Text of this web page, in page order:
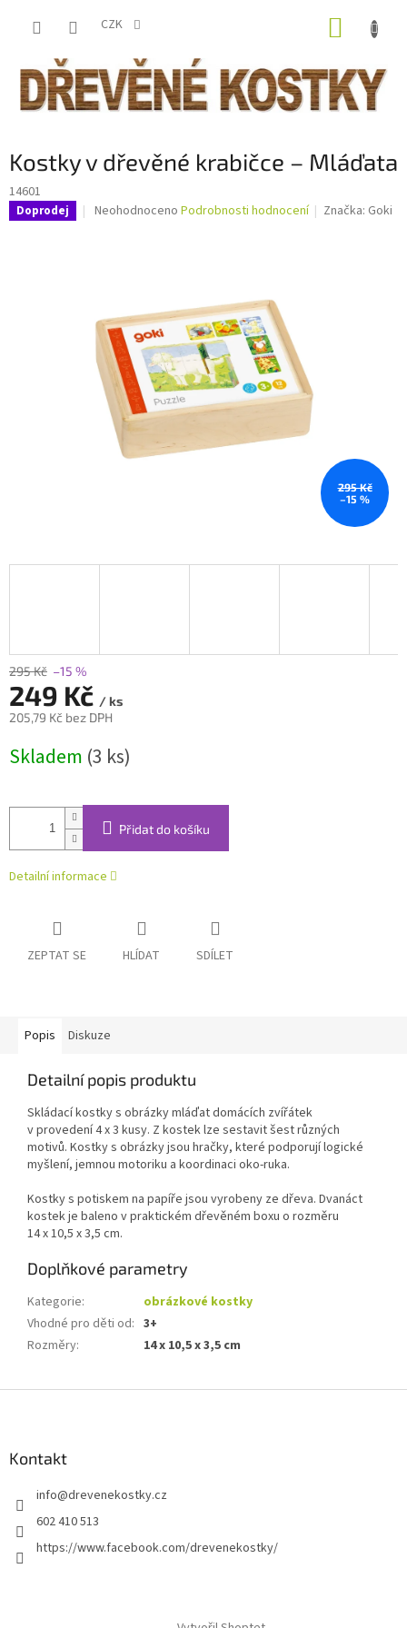
CZK
Kostky v dřevěné krabičce – Mláďata
14601
Doprodej
Průměrné
hvězdiček.
Neohodnoceno Podrobnosti hodnocení Značka: Goki
295 Kč
–15 %
295 Kč –15 %
249 Kč / ks
205,79 Kč bez DPH
cena:
Skladem (3 ks)
Přidat do košíku
Detailní informace
ZEPTAT SE HLÍDAT SDÍLET
Popis Diskuze
Detailní popis produktu
Skládací kostky s obrázky mláďat domácích zvířátek
v provedení 4 x 3 kusy. Z kostek lze sestavit šest různých
motivů. Kostky s obrázky jsou hračky, které podporují logické
myšlení, jemnou motoriku a koordinaci oko-ruka.
Kostky s potiskem na papíře jsou vyrobeny ze dřeva. Dvanáct
kostek je baleno v praktickém dřevěném boxu o rozměru
14 x 10,5 x 3,5 cm.
Doplňkové parametry
Kategorie:
obrázkové kostky
Vhodné pro děti od: 3+
Rozměry: 14 x 10,5 x 3,5 cm
Kontakt
info@drevenekostky.cz
602 410 513
https://www.facebook.com/drevenekostky/